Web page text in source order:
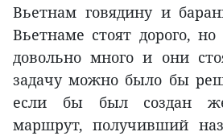
Вьетнам говядину и
Вьетнаме стоят дорого,
довольно много и они
задачу можно было бы
если бы был создан
маршрут, получивший